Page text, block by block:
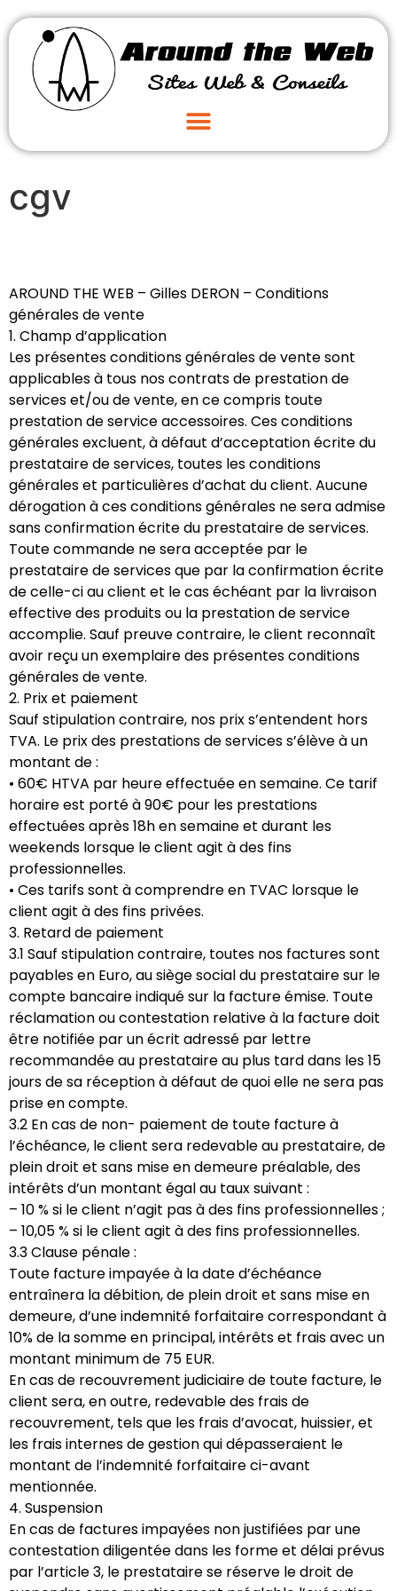
cgv
AROUND THE WEB – Gilles DERON – Conditions
générales de vente
1. Champ d’application
Les présentes conditions générales de vente sont
applicables à tous nos contrats de prestation de
services et/ou de vente, en ce compris toute
prestation de service accessoires. Ces conditions
générales excluent, à défaut d’acceptation écrite du
prestataire de services, toutes les conditions
générales et particulières d’achat du client. Aucune
dérogation à ces conditions générales ne sera admise
sans confirmation écrite du prestataire de services.
Toute commande ne sera acceptée par le
prestataire de services que par la confirmation écrite
de celle-ci au client et le cas échéant par la livraison
effective des produits ou la prestation de service
accomplie. Sauf preuve contraire, le client reconnaît
avoir reçu un exemplaire des présentes conditions
générales de vente.
2. Prix et paiement
Sauf stipulation contraire, nos prix s’entendent hors
TVA. Le prix des prestations de services s’élève à un
montant de :
• 60€ HTVA par heure effectuée en semaine. Ce tarif
horaire est porté à 90€ pour les prestations
effectuées après 18h en semaine et durant les
weekends lorsque le client agit à des fins
professionnelles.
• Ces tarifs sont à comprendre en TVAC lorsque le
client agit à des fins privées.
3. Retard de paiement
3.1 Sauf stipulation contraire, toutes nos factures sont
payables en Euro, au siège social du prestataire sur le
compte bancaire indiqué sur la facture émise. Toute
réclamation ou contestation relative à la facture doit
être notifiée par un écrit adressé par lettre
recommandée au prestataire au plus tard dans les 15
jours de sa réception à défaut de quoi elle ne sera pas
prise en compte.
3.2 En cas de non- paiement de toute facture à
l’échéance, le client sera redevable au prestataire, de
plein droit et sans mise en demeure préalable, des
intérêts d’un montant égal au taux suivant :
– 10 % si le client n’agit pas à des fins professionnelles ;
– 10,05 % si le client agit à des fins professionnelles.
3.3 Clause pénale :
Toute facture impayée à la date d’échéance
entraînera la débition, de plein droit et sans mise en
demeure, d’une indemnité forfaitaire correspondant à
10% de la somme en principal, intérêts et frais avec un
montant minimum de 75 EUR.
En cas de recouvrement judiciaire de toute facture, le
client sera, en outre, redevable des frais de
recouvrement, tels que les frais d’avocat, huissier, et
les frais internes de gestion qui dépasseraient le
montant de l’indemnité forfaitaire ci-avant
mentionnée.
4. Suspension
En cas de factures impayées non justifiées par une
contestation diligentée dans les forme et délai prévus
par l’article 3, le prestataire se réserve le droit de